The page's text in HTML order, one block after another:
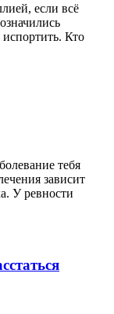
если всё
Кто
тебя
зависит
У ревности